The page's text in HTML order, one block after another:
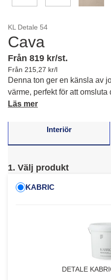
KL Detale 54
Cava
Från 819 kr/st.
Från 215,27 kr/l
Denna ton ger en känsla av
värme, perfekt för att
balanserad atmosfär.
Läs mer
Interiör
1. Välj produkt
KABRIC
DETALE